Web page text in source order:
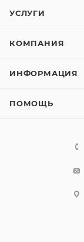
УСЛУГИ
КОМПАНИЯ
ИНФОРМАЦИЯ
ПОМОЩЬ